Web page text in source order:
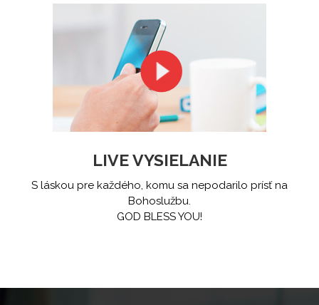
LIVE VYSIELANIE
S láskou pre každého, komu sa nepodarilo prísť na
Bohoslužbu.
GOD BLESS YOU!